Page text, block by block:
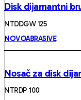
Disk dijamantni
NTDDGW 125
NOVOABRASIVE
Nosač za disk
NTRDP 100